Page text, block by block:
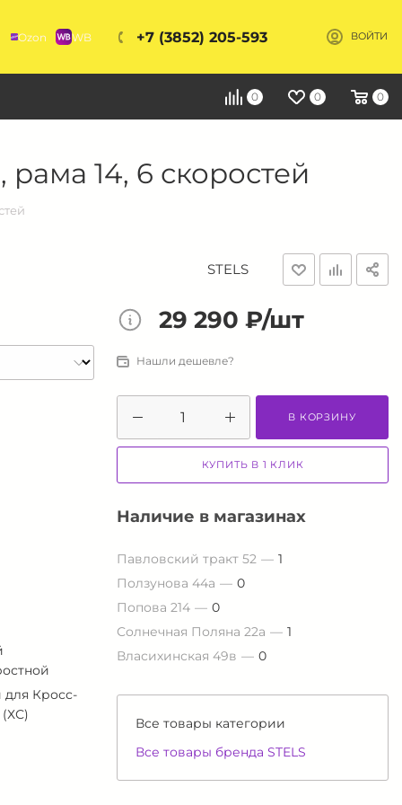
Ozon WB +7 (3852) 205-593 ВОЙТИ
0 0 0
14, 6 скоростей
STELS
для Кросс-
(ХС)
29 290 ₽/шт
Нашли дешевле?
В КОРЗИНУ
КУПИТЬ В 1 КЛИК
Наличие в магазинах
Павловский тракт 52
1
Ползунова 44а
0
Попова 214
0
Солнечная Поляна 22а
1
Власихинская 49в
0
Все товары категории
Все товары бренда STELS